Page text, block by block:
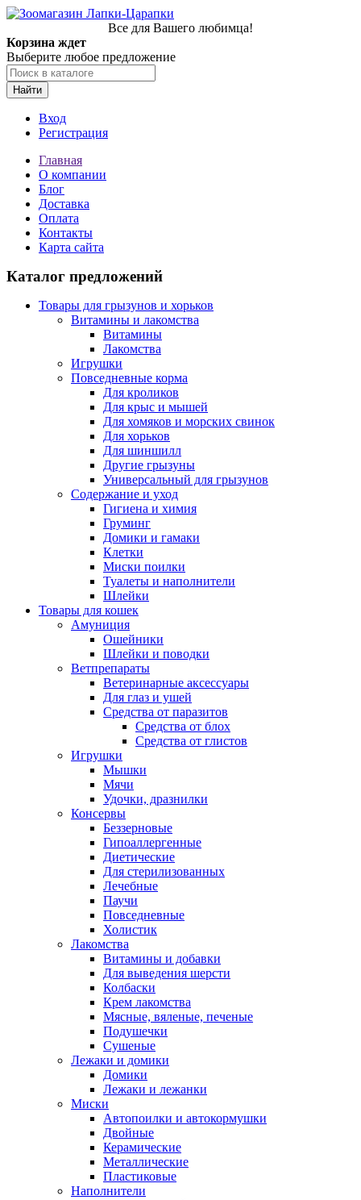
Все для Вашего любимца!
Корзина ждет
Выберите любое предложение
Найти
Вход
Регистрация
Главная
О компании
Блог
Доставка
Оплата
Контакты
Карта сайта
Каталог предложений
Товары для грызунов и хорьков
Витамины и лакомства
Витамины
Лакомства
Игрушки
Повседневные корма
Для кроликов
Для крыс и мышей
Для хомяков и морских свинок
Для хорьков
Для шиншилл
Другие грызуны
Универсальный для грызунов
Содержание и уход
Гигиена и химия
Груминг
Домики и гамаки
Клетки
Миски поилки
Туалеты и наполнители
Шлейки
Товары для кошек
Амуниция
Ошейники
Шлейки и поводки
Ветпрепараты
Ветеринарные аксессуары
Для глаз и ушей
Средства от паразитов
Средства от блох
Средства от глистов
Игрушки
Мышки
Мячи
Удочки, дразнилки
Консервы
Беззерновые
Гипоаллергенные
Диетические
Для стерилизованных
Лечебные
Паучи
Повседневные
Холистик
Лакомства
Витамины и добавки
Для выведения шерсти
Колбаски
Крем лакомства
Мясные, вяленые, печеные
Подушечки
Сушеные
Лежаки и домики
Домики
Лежаки и лежанки
Миски
Автопоилки и автокормушки
Двойные
Керамические
Металлические
Пластиковые
Наполнители